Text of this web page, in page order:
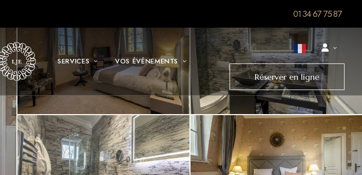
01 34 67 75 87
SERVICES VOS ÉVÉNEMENTS
Réserver en ligne